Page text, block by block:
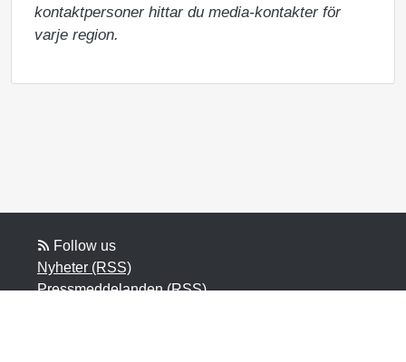
kontaktpersoner hittar du media-kontakter för
varje region.
Follow us
Nyheter (RSS)
Pressmeddelanden (RSS)